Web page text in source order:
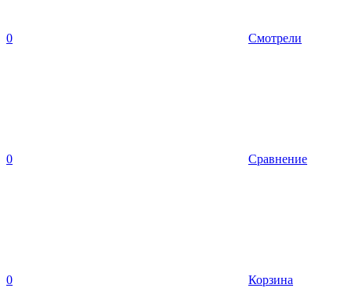
0 Смотрели
0 Сравнение
0 Корзина